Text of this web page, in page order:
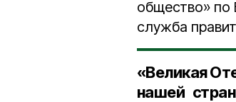
общество» по
служба
«Великая
нашей